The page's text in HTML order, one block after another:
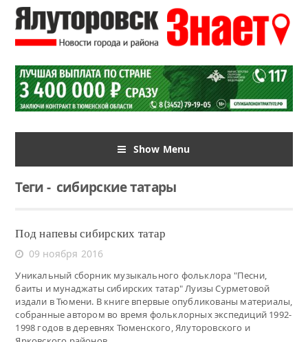
Show Menu
Теги-сибирские татары
Под напевы сибирских татар
09 ноября 2016
Уникальный сборник музыкального фольклора "Песни,
баиты и мунаджаты сибирских татар" Луизы Сурметовой
издали в Тюмени. В книге впервые опубликованы материалы,
собранные автором во время фольклорных экспедиций 1992-
1998 годов в деревнях Тюменского, Ялуторовского и